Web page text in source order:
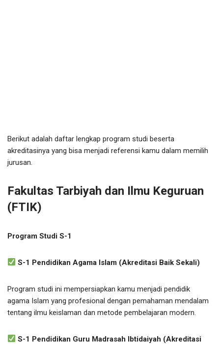
Berikut adalah daftar lengkap program studi beserta
akreditasinya yang bisa menjadi referensi kamu dalam memilih
jurusan.
Fakultas Tarbiyah dan Ilmu Keguruan
(FTIK)
Program Studi S-1
S-1 Pendidikan Agama Islam (Akreditasi Baik Sekali)
Program studi ini mempersiapkan kamu menjadi pendidik
agama Islam yang profesional dengan pemahaman mendalam
tentang ilmu keislaman dan metode pembelajaran modern.
S-1 Pendidikan Guru Madrasah Ibtidaiyah (Akreditasi